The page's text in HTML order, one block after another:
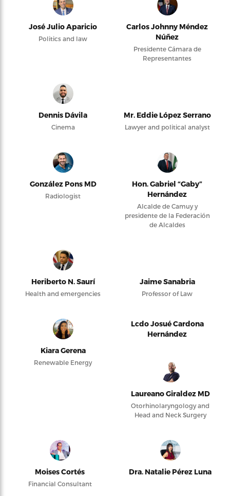
José Julio Aparicio
Politics and law
Carlos Johnny Méndez
Núñez
Presidente Cámara de
Representantes
Dennis Dávila
Cinema
Mr. Eddie López Serrano
Lawyer and political analyst
González Pons MD
Radiologist
Hon. Gabriel “Gaby”
Hernández
Alcalde de Camuy y
presidente de la Federación
de Alcaldes
Heriberto N. Saurí
Health and emergencies
Jaime Sanabria
Professor of Law
Kiara Gerena
Renewable Energy
Lcdo Josué Cardona
Hernández
Laureano Giraldez MD
Otorhinolaryngology and
Head and Neck Surgery
Moises Cortés
Financial Consultant
Dra. Natalie Pérez Luna